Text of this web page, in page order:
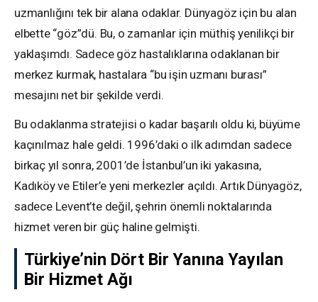
uzmanlığını tek bir alana odaklar. Dünyagöz için bu alan
elbette “göz”dü. Bu, o zamanlar için müthiş yenilikçi bir
yaklaşımdı. Sadece göz hastalıklarına odaklanan bir
merkez kurmak, hastalara “bu işin uzmanı burası”
mesajını net bir şekilde verdi.
Bu odaklanma stratejisi o kadar başarılı oldu ki, büyüme
kaçınılmaz hale geldi. 1996’daki o ilk adımdan sadece
birkaç yıl sonra, 2001’de İstanbul’un iki yakasına,
Kadıköy ve Etiler’e yeni merkezler açıldı. Artık Dünyagöz,
sadece Levent’te değil, şehrin önemli noktalarında
hizmet veren bir güç haline gelmişti.
Türkiye’nin Dört Bir Yanına Yayılan
Bir Hizmet Ağı